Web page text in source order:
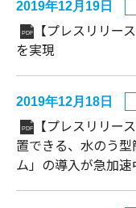
2019年12月19日
PDF
【プレスリリー
を実現
2019年12月18日
PDF
【プレスリリー
置できる、水のう
ム」の導入が急加速